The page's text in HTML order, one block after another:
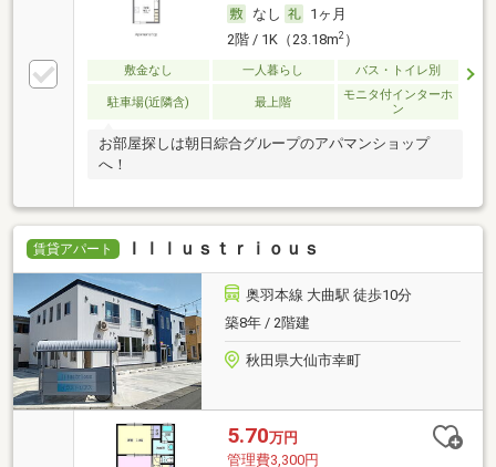
なし
1ヶ月
2階 / 1K（23.18m2）
敷金なし 一人暮らし バス・トイレ別
駐車場(近隣含) 最上階
モニタ付インターホ
ン
お部屋探しは朝日綜合グループのアパマンショップ
へ！
賃貸アパート Ｉｌｌｕｓｔｒｉｏｕｓ
奥羽本線 大曲駅 徒歩10分
築8年 / 2階建
秋田県大仙市幸町
5.70万円
管理費3,300円